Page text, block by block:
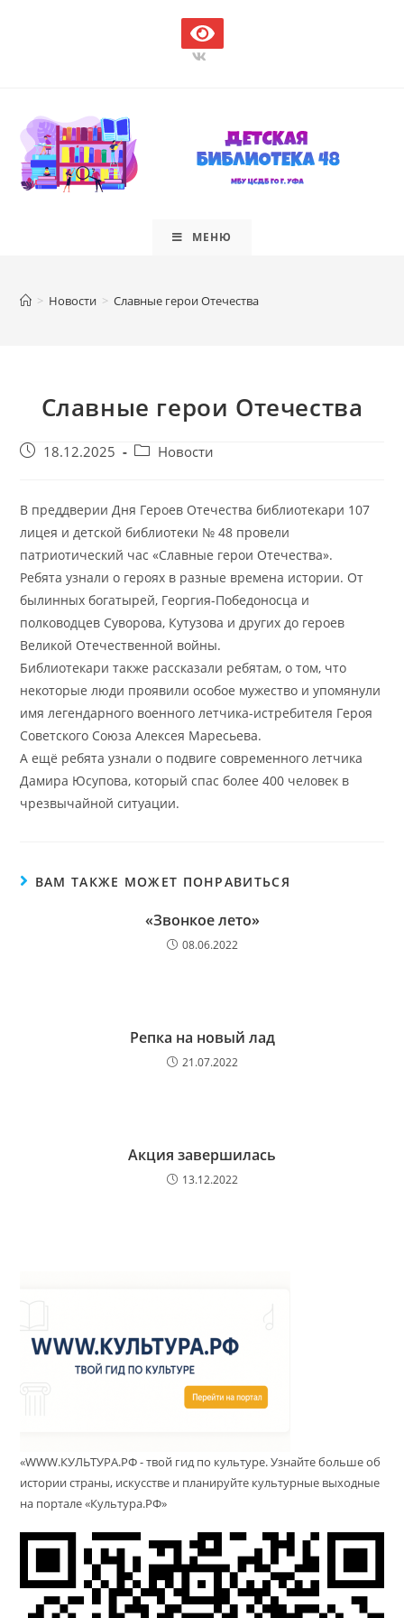
МЕНЮ
> Новости > Славные герои Отечества
Славные герои Отечества
Запись18.12.2025
PostНовости
В преддверии Дня Героев Отечества библиотекари 107
лицея и детской библиотеки № 48 провели
патриотический час «Славные герои Отечества».
Ребята узнали о героях в разные времена истории. От
былинных богатырей, Георгия-Победоносца и
полководцев Суворова, Кутузова и других до героев
Великой Отечественной войны.
Библиотекари также рассказали ребятам, о том, что
некоторые люди проявили особое мужество и упомянули
имя легендарного военного летчика-истребителя Героя
Советского Союза Алексея Маресьева.
А ещё ребята узнали о подвиге современного летчика
Дамира Юсупова, который спас более 400 человек в
чрезвычайной ситуации.
ВАМ ТАКЖЕ МОЖЕТ ПОНРАВИТЬСЯ
«Звонкое лето»
08.06.2022
Репка на новый лад
21.07.2022
Акция завершилась
13.12.2022
«WWW.КУЛЬТУРА.РФ - твой гид по культуре. Узнайте больше об
истории страны, искусстве и планируйте культурные выходные
на портале «Культура.РФ»